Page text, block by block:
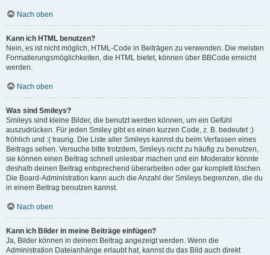
Nach oben
Kann ich HTML benutzen?
Nein, es ist nicht möglich, HTML-Code in Beiträgen zu verwenden. Die meisten
Formatierungsmöglichkeiten, die HTML bietet, können über BBCode erreicht
werden.
Nach oben
Was sind Smileys?
Smileys sind kleine Bilder, die benutzt werden können, um ein Gefühl
auszudrücken. Für jeden Smiley gibt es einen kurzen Code, z. B. bedeutet :)
fröhlich und :( traurig. Die Liste aller Smileys kannst du beim Verfassen eines
Beitrags sehen. Versuche bitte trotzdem, Smileys nicht zu häufig zu benutzen,
sie können einen Beitrag schnell unlesbar machen und ein Moderator könnte
deshalb deinen Beitrag entsprechend überarbeiten oder gar komplett löschen.
Die Board-Administration kann auch die Anzahl der Smileys begrenzen, die du
in einem Beitrag benutzen kannst.
Nach oben
Kann ich Bilder in meine Beiträge einfügen?
Ja, Bilder können in deinem Beitrag angezeigt werden. Wenn die
Administration Dateianhänge erlaubt hat, kannst du das Bild auch direkt